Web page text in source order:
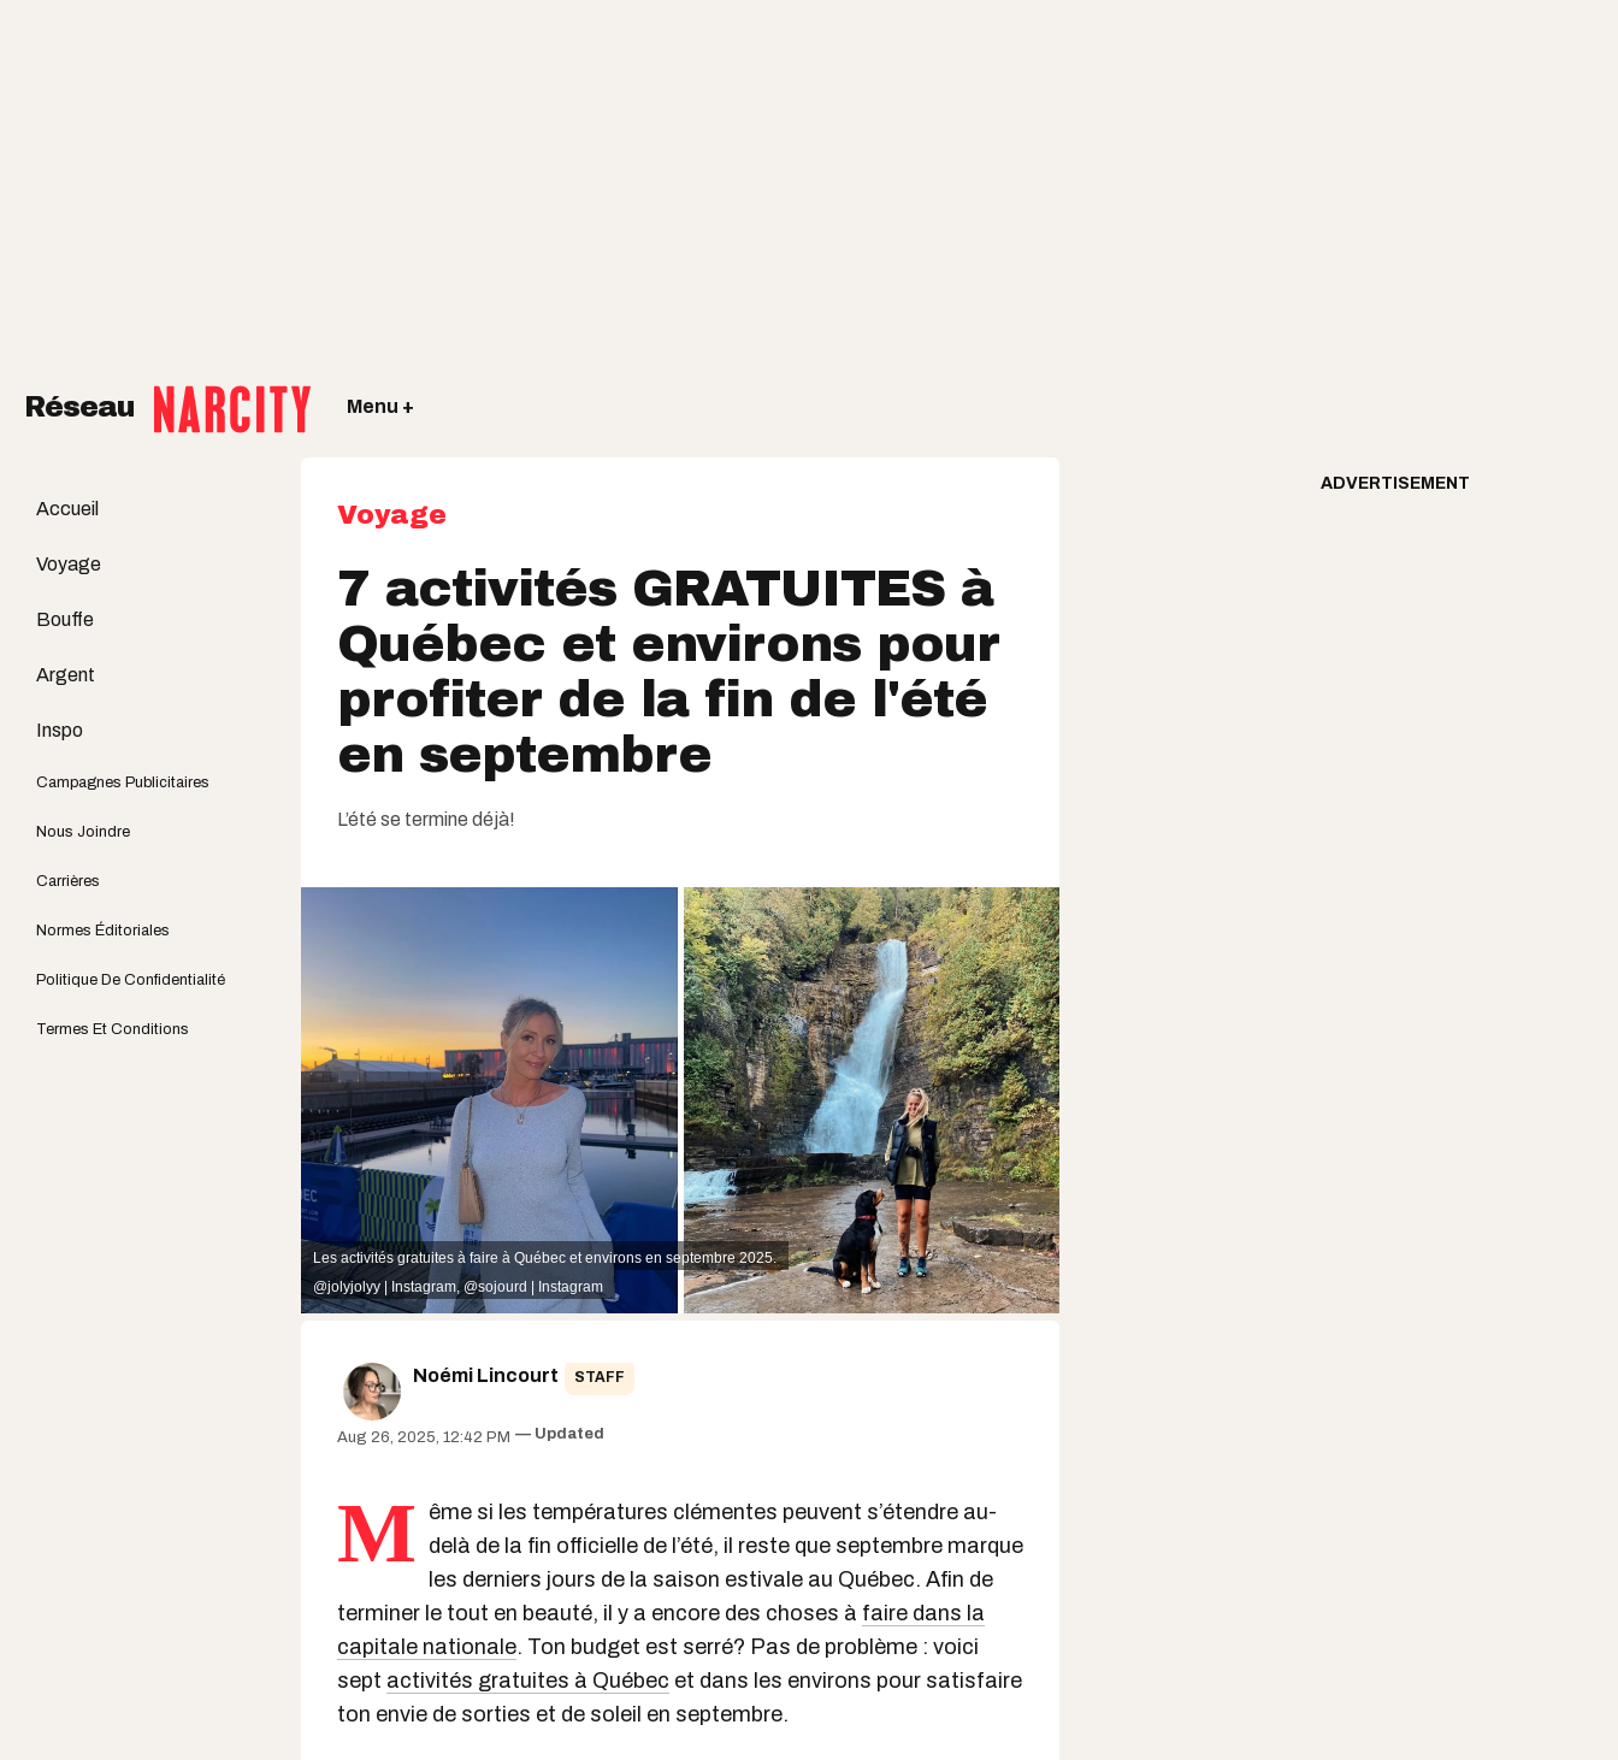
Réseau Menu +
Accueil
Voyage
Bouffe
Argent
Inspo
Campagnes Publicitaires
Nous Joindre
Carrières
Normes Éditoriales
Politique De Confidentialité
Termes Et Conditions
Voyage
7 activités GRATUITES à
Québec et environs pour
profiter de la fin de l'été
en septembre
L’été se termine déjà!
Les activités gratuites à faire à Québec et environs en septembre 2025.
@jolyjolyy | Instagram, @sojourd | Instagram
Noémi Lincourt STAFF
Aug 26, 2025, 12:42 PM Updated
M
ême si les températures clémentes peuvent s’étendre au-
delà de la fin officielle de l’été, il reste que septembre marque
les derniers jours de la saison estivale au Québec. Afin de
terminer le tout en beauté, il y a encore des choses à faire dans la
capitale nationale. Ton budget est serré? Pas de problème : voici
sept activités gratuites à Québec et dans les environs pour satisfaire
ton envie de sorties et de soleil en septembre.
ADVERTISEMENT